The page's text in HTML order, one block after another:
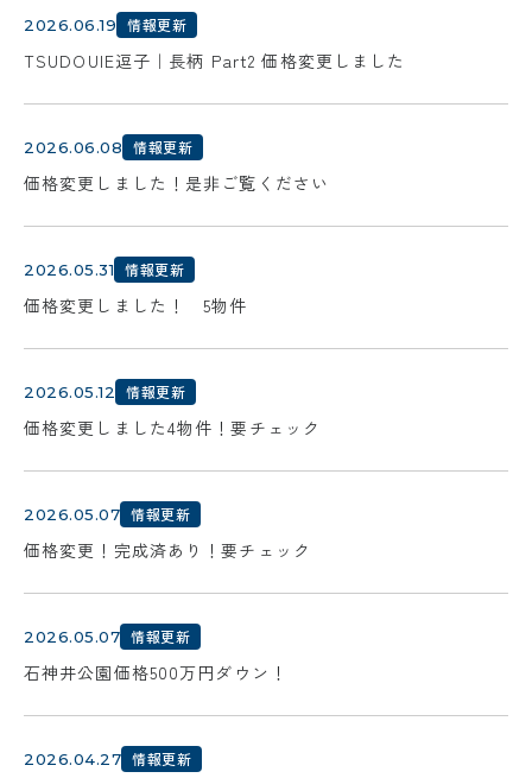
2026.06.19 情報更新
TSUDOUIE逗子｜長柄 Part2 価格変更しました
2026.06.08 情報更新
価格変更しました！是非ご覧ください
2026.05.31 情報更新
価格変更しました！ 5物件
2026.05.12 情報更新
価格変更しました4物件！要チェック
2026.05.07 情報更新
価格変更！完成済あり！要チェック
2026.05.07 情報更新
石神井公園価格500万円ダウン！
2026.04.27 情報更新